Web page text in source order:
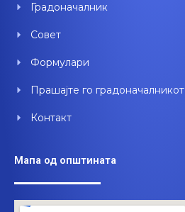
Градоначалник
Совет
Формулари
Прашајте го градоначалникот
Контакт
Мапа од општината